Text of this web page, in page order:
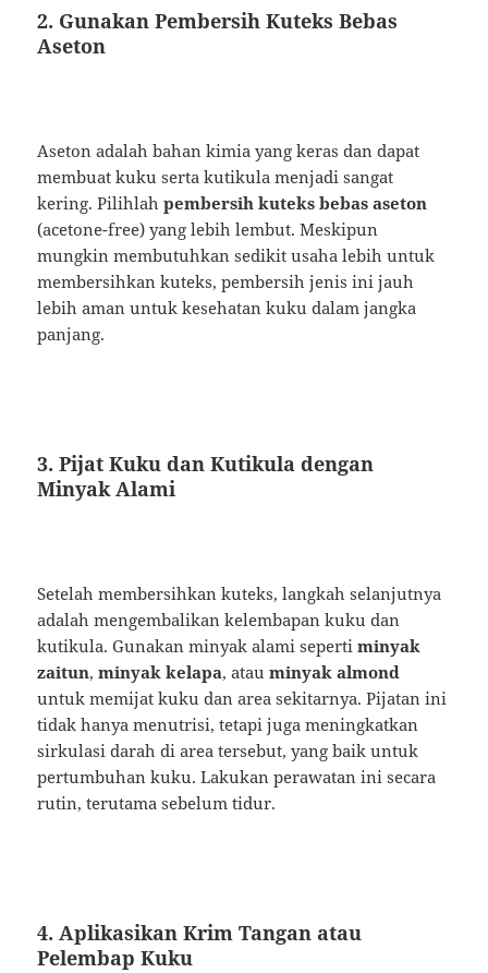
2. Gunakan Pembersih Kuteks Bebas
Aseton
Aseton adalah bahan kimia yang keras dan dapat
membuat kuku serta kutikula menjadi sangat
kering. Pilihlahpembersih kuteks bebas aseton
(acetone-free) yang lebih lembut. Meskipun
mungkin membutuhkan sedikit usaha lebih untuk
membersihkan kuteks, pembersih jenis ini jauh
lebih aman untuk kesehatan kuku dalam jangka
panjang.
3. Pijat Kuku dan Kutikula dengan
Minyak Alami
Setelah membersihkan kuteks, langkah selanjutnya
adalah mengembalikan kelembapan kuku dan
kutikula. Gunakan minyak alami sepertiminyak
zaitun,minyak kelapa, atauminyak almond
untuk memijat kuku dan area sekitarnya. Pijatan ini
tidak hanya menutrisi, tetapi juga meningkatkan
sirkulasi darah di area tersebut, yang baik untuk
pertumbuhan kuku. Lakukan perawatan ini secara
rutin, terutama sebelum tidur.
4. Aplikasikan Krim Tangan atau
Pelembap Kuku